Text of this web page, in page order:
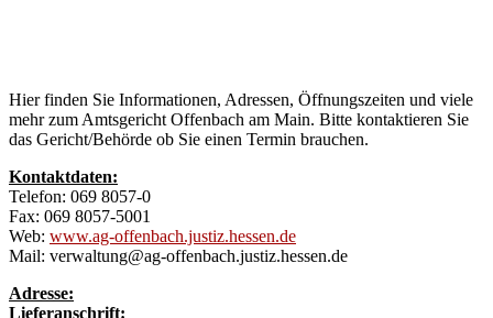
Hier finden Sie Informationen, Adressen, Öffnungszeiten und viele
mehr zum Amtsgericht Offenbach am Main. Bitte kontaktieren Sie
das Gericht/Behörde ob Sie einen Termin brauchen.
Kontaktdaten:
Telefon: 069 8057-0
Fax: 069 8057-5001
Web: www.ag-offenbach.justiz.hessen.de
Mail: verwaltung@ag-offenbach.justiz.hessen.de
Adresse:
Lieferanschrift: